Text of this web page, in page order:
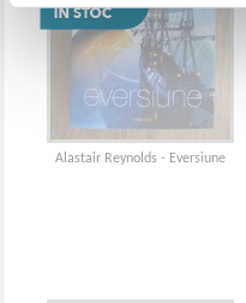
Alastair Reynolds - Eversiune